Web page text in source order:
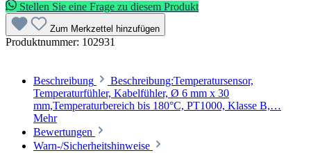
Stellen Sie eine Frage zu diesem Produkt
Zum Merkzettel hinzufügen
Produktnummer: 102931
Beschreibung
Beschreibung:Temperatursensor,
Temperaturfühler, Kabelfühler, Ø 6 mm x 30
mm,Temperaturbereich bis 180°C, PT1000, Klasse B,…
Mehr
Bewertungen
Warn-/Sicherheitshinweise